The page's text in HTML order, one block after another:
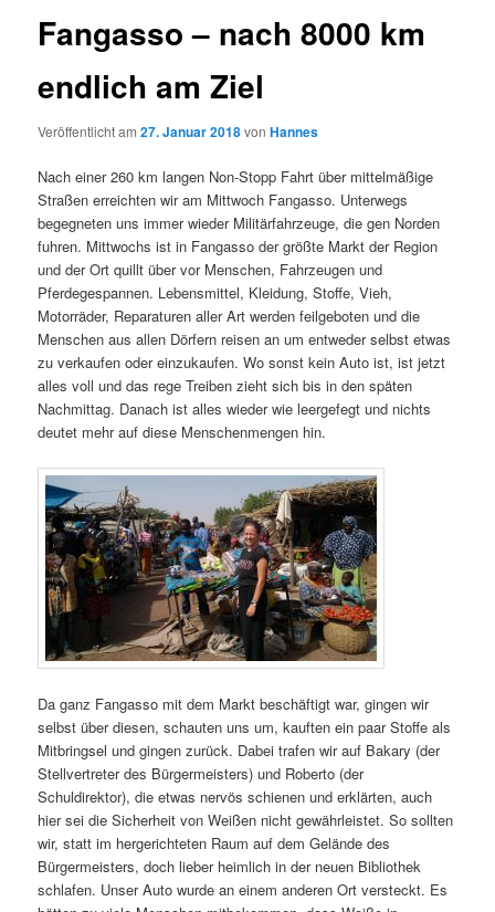
Fangasso – nach 8000 km
endlich am Ziel
Veröffentlicht am27. Januar 2018vonHannes
Nach einer 260 km langen Non-Stopp Fahrt über mittelmäßige
Straßen erreichten wir am Mittwoch Fangasso. Unterwegs
begegneten uns immer wieder Militärfahrzeuge, die gen Norden
fuhren. Mittwochs ist in Fangasso der größte Markt der Region
und der Ort quillt über vor Menschen, Fahrzeugen und
Pferdegespannen. Lebensmittel, Kleidung, Stoffe, Vieh,
Motorräder, Reparaturen aller Art werden feilgeboten und die
Menschen aus allen Dörfern reisen an um entweder selbst etwas
zu verkaufen oder einzukaufen. Wo sonst kein Auto ist, ist jetzt
alles voll und das rege Treiben zieht sich bis in den späten
Nachmittag. Danach ist alles wieder wie leergefegt und nichts
deutet mehr auf diese Menschenmengen hin.
Da ganz Fangasso mit dem Markt beschäftigt war, gingen wir
selbst über diesen, schauten uns um, kauften ein paar Stoffe als
Mitbringsel und gingen zurück. Dabei trafen wir auf Bakary (der
Stellvertreter des Bürgermeisters) und Roberto (der
Schuldirektor), die etwas nervös schienen und erklärten, auch
hier sei die Sicherheit von Weißen nicht gewährleistet. So sollten
wir, statt im hergerichteten Raum auf dem Gelände des
Bürgermeisters, doch lieber heimlich in der neuen Bibliothek
schlafen. Unser Auto wurde an einem anderen Ort versteckt. Es